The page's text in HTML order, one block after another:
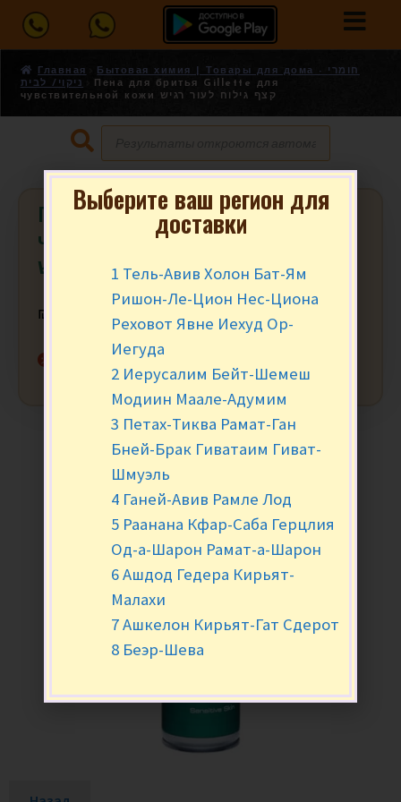
Главная
Бытовая химия | Товары для дома - חומרי
ניקוי/ לבית
Пена для бритья Gillette для
чувствительной кожи קצף גילוח לעור רגיש
Пена для бритья Gillette для
чувствительной кожи קצף גילוח
לעור רגיש
₪ 19.90 за шт.
Нет в наличии
Выберите ваш регион для
доставки
1 Тель-Авив Холон Бат-Ям
Ришон-Ле-Цион Нес-Циона
Реховот Явне Иехуд Ор-
Иегуда
2 Иерусалим Бейт-Шемеш
Модиин Маале-Адумим
3 Петах-Тиква Рамат-Ган
Бней-Брак Гиватаим Гиват-
Шмуэль
4 Ганей-Авив Рамле Лод
5 Раанана Кфар-Саба Герцлия
Од-а-Шарон Рамат-а-Шарон
6 Ашдод Гедера Кирьят-
Малахи
7 Ашкелон Кирьят-Гат Сдерот
8 Беэр-Шева